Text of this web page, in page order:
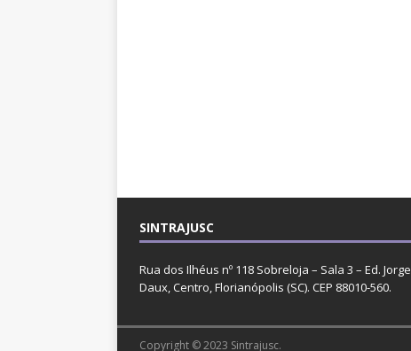
SINTRAJUSC
Rua dos Ilhéus nº 118 Sobreloja – Sala 3 – Ed. Jorge
Daux, Centro, Florianópolis (SC). CEP 88010-560.
Copyright © 2023 Sintrajusc.